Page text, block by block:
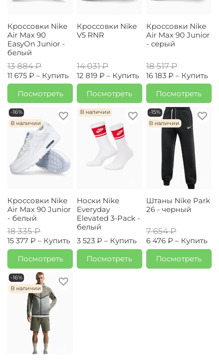
Кроссовки Nike
Air Max 90
EasyOn Junior -
белый
13 884 ₽
11 675 ₽ – Купить
Посмотреть
Кроссовки Nike
V5 RNR
14 031 ₽
12 819 ₽ – Купить
Посмотреть
Кроссовки Nike
Air Max 90 Junior
- серый
18 517 ₽
16 183 ₽ – Купить
Посмотреть
-16%
В наличии
Кроссовки Nike
Air Max 90 Junior
- белый
18 335 ₽
15 377 ₽ – Купить
Посмотреть
В наличии
Носки Nike
Everyday
Elevated 3-Pack -
белый
3 523 ₽ – Купить
Посмотреть
-15%
В наличии
Штаны Nike Park
26 - черный
7 654 ₽
6 476 ₽ – Купить
Посмотреть
-16%
В наличии